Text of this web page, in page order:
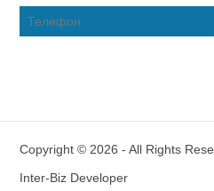
Copyright © 2026 - All Rights
Inter-Biz Developer